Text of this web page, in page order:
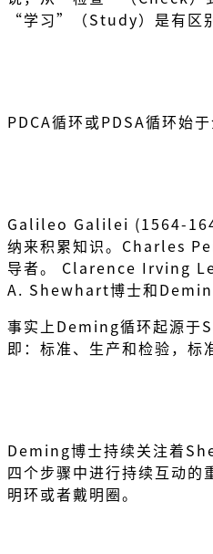
“学习”（Study）是有区
PDCA循环或PDSA循环始
Galileo Galilei (1564-
纳来积累知识。Charles
导者。 Clarence Irving
A. Shewhart博士和
事实上Deming循环起源
即：标准、生产和检验，标
Deming博士持续关注着
四个步骤中进行持续互动
明环或者戴明圈。